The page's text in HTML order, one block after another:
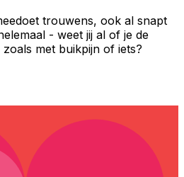
trouwens, ook al snapt
- weet jij al of je de
met buikpijn of iets?